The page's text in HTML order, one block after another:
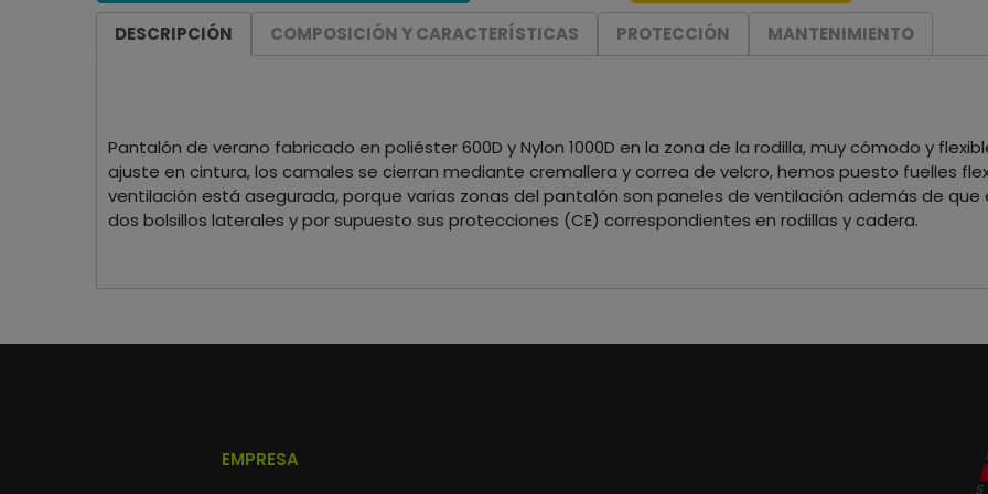
DESCRIPCIÓN COMPOSICIÓN Y CARACTERÍSTICAS PROTECCIÓN MANTENIMIENTO
Pantalón de verano fabricado en poliéster 600D y Nylon 1000D en la zona de la rodilla, muy cómodo y
ajuste en cintura, los camales se cierran mediante cremallera y correa de velcro, hemos puesto fuelles
ventilación está asegurada, porque varias zonas del pantalón son paneles de ventilación además de
dos bolsillos laterales y por supuesto sus protecciones (CE) correspondientes en rodillas y cadera.
EMPRESA